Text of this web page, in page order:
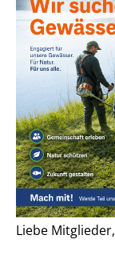
Liebe Mitglieder,